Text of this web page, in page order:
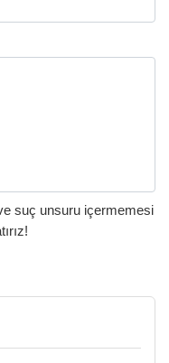
suç unsuru içermemesi